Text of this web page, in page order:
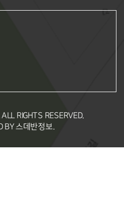
RIGHTS RESERVED.
BY 스데반정보.